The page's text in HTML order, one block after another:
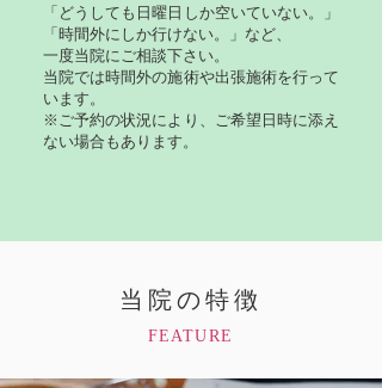
「どうしても日曜日しか空いていない。」
「時間外にしか行けない。」など、
一度当院にご相談下さい。
当院では時間外の施術や出張施術を行って
います。
※ご予約の状況により、ご希望日時に添え
ない場合もあります。
当院の特徴
FEATURE